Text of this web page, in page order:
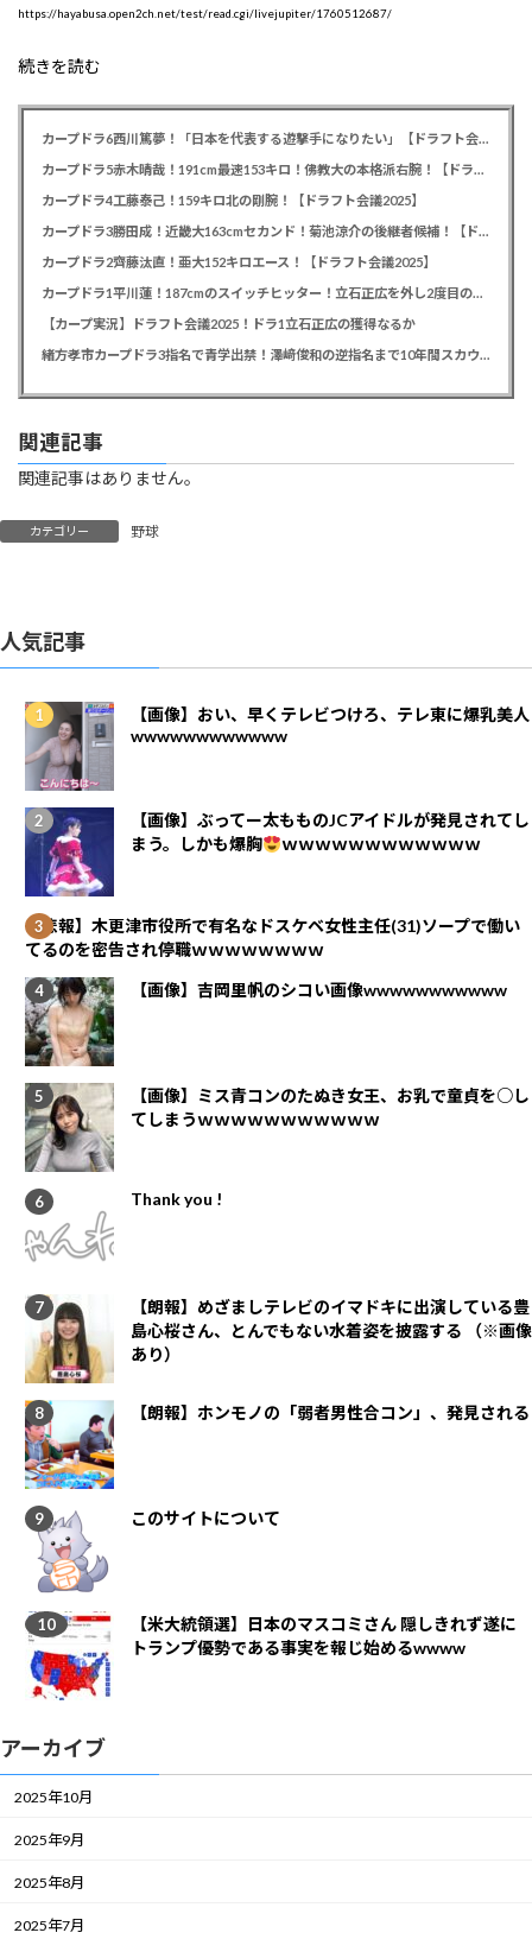
https://hayabusa.open2ch.net/test/read.cgi/livejupiter/1760512687/
続きを読む
カープドラ6西川篤夢！「日本を代表する遊撃手になりたい」【ドラフト会議2025】
カープドラ5赤木晴哉！191cm最速153キロ！佛教大の本格派右腕！【ドラフト会議2025】
カープドラ4工藤泰己！159キロ北の剛腕！【ドラフト会議2025】
カープドラ3勝田成！近畿大163cmセカンド！菊池涼介の後継者候補！【ドラフト会議2025】
カープドラ2齊藤汰直！亜大152キロエース！【ドラフト会議2025】
カープドラ1平川蓮！187cmのスイッチヒッター！立石正広を外し2度目の重複も新井監督がクジを引き当てる！【ドラフト会議2025】
【カープ実況】ドラフト会議2025！ドラ1立石正広の獲得なるか
緒方孝市カープドラ3指名で青学出禁！澤﨑俊和の逆指名まで10年間スカウト出禁
関連記事
関連記事はありません。
カテゴリー 野球
人気記事
【画像】おい、早くテレビつけろ、テレ東に爆乳美人
wwwwwwwwwwww
【画像】ぶってー太もものJCアイドルが発見されてし
まう。しかも爆胸
ｗｗｗｗｗｗｗｗｗｗｗｗ
【悲報】木更津市役所で有名なドスケベ女性主任(31)ソープで働い
てるのを密告され停職ｗｗｗｗｗｗｗｗ
【画像】吉岡里帆のシコい画像wwwwwwwwwww
【画像】ミス青コンのたぬき女王、お乳で童貞を○し
てしまうｗｗｗｗｗｗｗｗｗｗｗ
Thank you !
【朗報】めざましテレビのイマドキに出演している豊
島心桜さん、とんでもない水着姿を披露する （※画像
あり）
【朗報】ホンモノの「弱者男性合コン」、発見される
このサイトについて
【米大統領選】日本のマスコミさん 隠しきれず遂に
トランプ優勢である事実を報じ始めるwwww
アーカイブ
2025年10月
2025年9月
2025年8月
2025年7月